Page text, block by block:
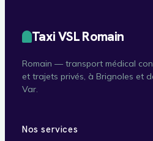
Taxi VSL Romain
Romain — transport médical
et trajets privés, à Brignoles et
Var.
Nos services